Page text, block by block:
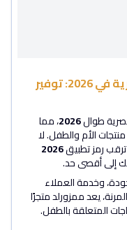
احصل على رموز Mumzworld الحصرية في 2026: توفير
طوال2026، مما
الأم والطفل. لا
رمز تطبيق2026
إلى أقصى حد.
وخدمة العملاء
يعد ممزورلد متجرًا
المتعلقة بالطفل.